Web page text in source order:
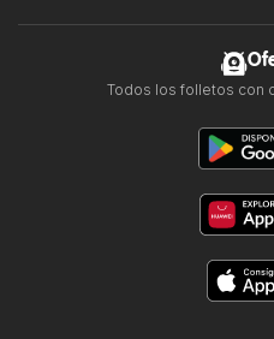
Todos los folletos con